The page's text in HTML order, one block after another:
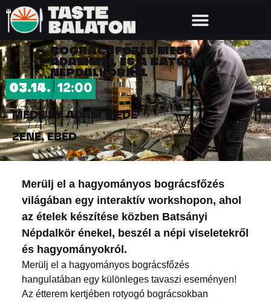
BOGRÁCSFŐZÉS MEDE
ÁDÁMMAL ÉS A BATSÁNYI
NÉPDALKÖRREL
03.14. 12:00
MEDE BY ADAM MEDE
ZENE, EBÉD
Merülj el a hagyományos bográcsfőzés
világában egy interaktív workshopon, ahol
az ételek készítése közben Batsányi
Népdalkör énekel, beszél a népi viseletekről
és hagyományokról.
Merülj el a hagyományos bográcsfőzés
hangulatában egy különleges tavaszi eseményen!
Az étterem kertjében rotyogó bográcsokban